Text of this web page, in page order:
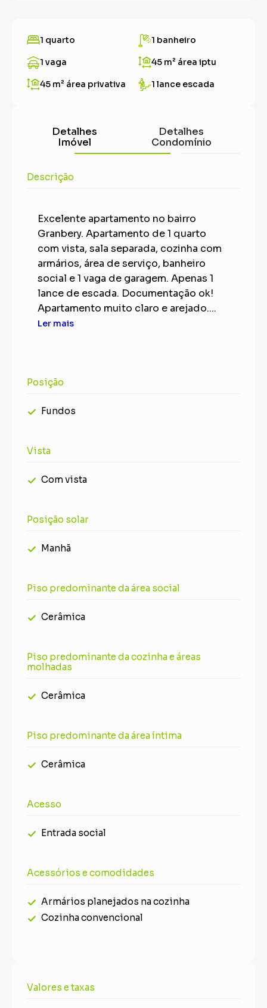
1 quarto 1 banheiro
1 vaga 45 m² área iptu
45 m² área privativa 1 lance escada
Detalhes
Imóvel
Detalhes
Condomínio
Descrição
Excelente apartamento no bairro
Granbery. Apartamento de 1 quarto
com vista, sala separada, cozinha com
armários, área de serviço, banheiro
social e 1 vaga de garagem. Apenas 1
lance de escada. Documentação ok!
Apartamento muito claro e arejado....
Ler mais
Posição
Fundos
Vista
Com vista
Posição solar
Manhã
Piso predominante da área social
Cerâmica
Piso predominante da cozinha e áreas
molhadas
Cerâmica
Piso predominante da área íntima
Cerâmica
Acesso
Entrada social
Acessórios e comodidades
Armários planejados na cozinha
Cozinha convencional
Valores e taxas